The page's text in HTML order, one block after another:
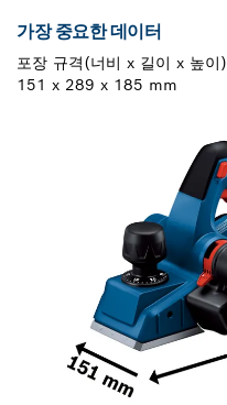
가장 중요한 데이터
포장 규격(너비 x 길이 x 높이)
151 x 289 x 185 mm